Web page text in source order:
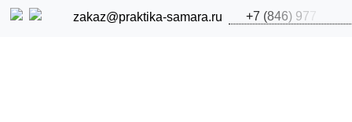
zakaz@praktika-samara.ru +7 (846) 977